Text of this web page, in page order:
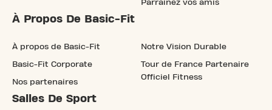
Parrainez vos amis
À Propos De Basic-Fit
À propos de Basic-Fit
Basic-Fit Corporate
Nos partenaires
Notre Vision Durable
Tour de France Partenaire
Officiel Fitness
Salles De Sport